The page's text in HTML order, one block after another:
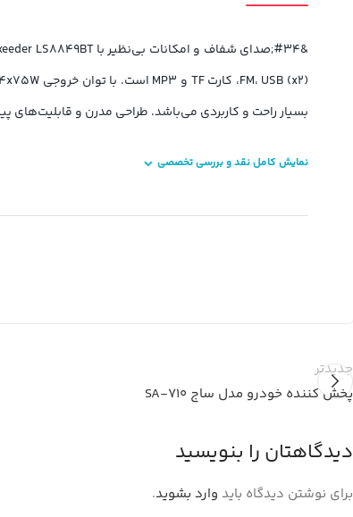
بسیار راحت و کاربردی می‌باشد. طراحی مدرن و
نمایش کامل نقد و بررسی تخصصی
جدیدتر
پخش کننده خودرو مدل ساج SA-710
دیدگاهتان را بنویسید
برای نوشتن دیدگاه باید وارد بشوید.